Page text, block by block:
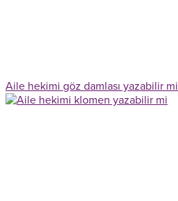
Aile hekimi göz damlası yazabilir mi